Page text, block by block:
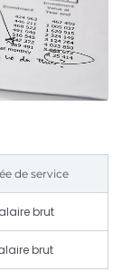
de service
brut
brut